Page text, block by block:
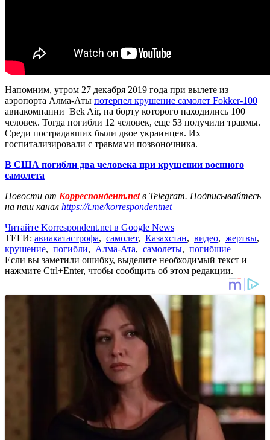
Напомним, утром 27 декабря 2019 года при вылете из
аэропорта Алма-Аты потерпел крушение самолет Fokker-100
авиакомпании Bek Air, на борту которого находились 100
человек. Тогда погибли 12 человек, еще 53 получили травмы.
Среди пострадавших были двое украинцев. Их
госпитализировали с травмами позвоночника.
В США погибли два человека при крушении военного
самолета
Новости от Корреспондент.netв Telegram. Подписывайтесь
на наш канал https://t.me/korrespondentnet
Читайте Korrespondent.net в Google News
ТЕГИ: авиакатастрофа, самолет, Казахстан, видео, жертвы,
крушение, погибли, Алма-Ата, самолеты, погибшие
Если вы заметили ошибку, выделите необходимый текст и
нажмите Ctrl+Enter, чтобы сообщить об этом редакции.